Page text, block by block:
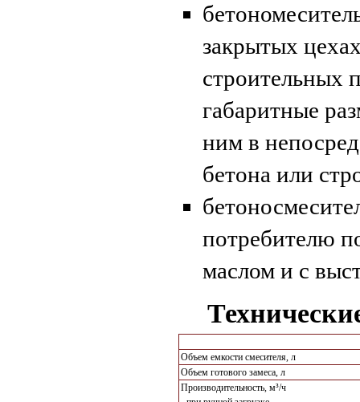
закрытых
строительных
габаритные
ним в
бетона или
потребителю
маслом и с
Объем емкости смесителя, л
Объем готового замеса, л
Производительность, м³/ч